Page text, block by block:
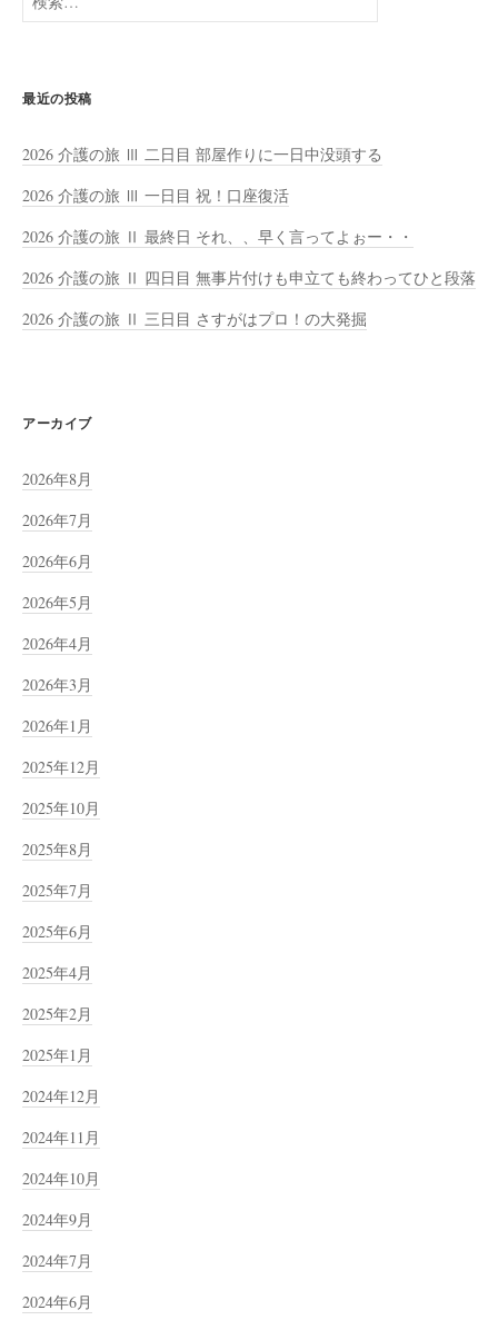
索:
最近の投稿
2026 介護の旅 Ⅲ 二日目 部屋作りに一日中没頭する
2026 介護の旅 Ⅲ 一日目 祝！口座復活
2026 介護の旅 Ⅱ 最終日 それ、、早く言ってよぉー・・
2026 介護の旅 Ⅱ 四日目 無事片付けも申立ても終わってひと段落
2026 介護の旅 Ⅱ 三日目 さすがはプロ！の大発掘
アーカイブ
2026年8月
2026年7月
2026年6月
2026年5月
2026年4月
2026年3月
2026年1月
2025年12月
2025年10月
2025年8月
2025年7月
2025年6月
2025年4月
2025年2月
2025年1月
2024年12月
2024年11月
2024年10月
2024年9月
2024年7月
2024年6月